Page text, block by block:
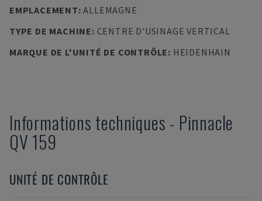
EMPLACEMENT:ALLEMAGNE
TYPE DE MACHINE: CENTRE D'USINAGE VERTICAL
MARQUE DE L'UNITÉ DE CONTRÔLE: HEIDENHAIN
Informations techniques - Pinnacle
QV 159
UNITÉ DE CONTRÔLE